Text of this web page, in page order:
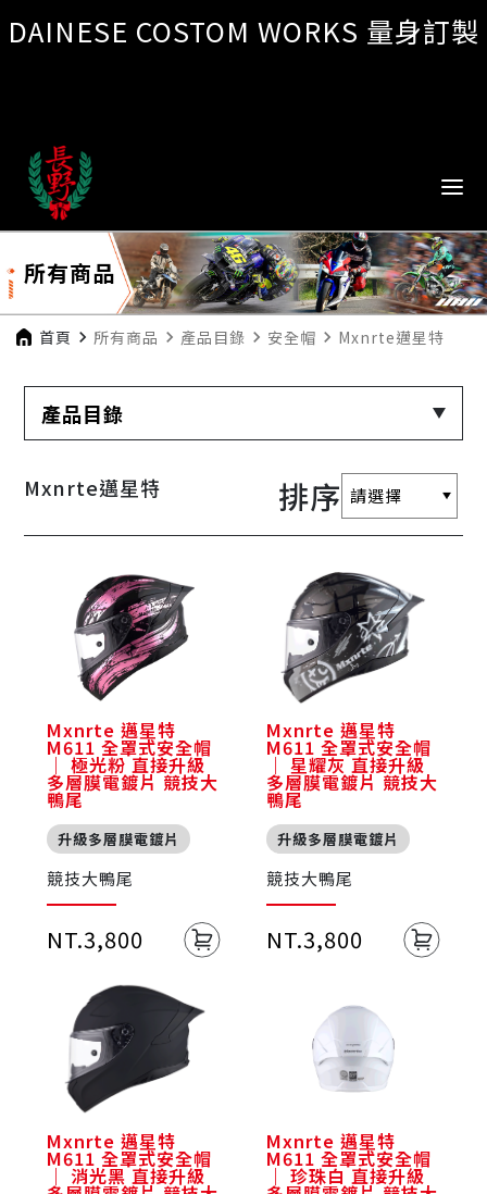
DAINESE COSTOM WORKS 量身訂製
所有商品
首頁 navigate_next 所有商品 navigate_next 產品目錄 navigate_next 安全帽 navigate_next Mxnrte邁星特
產品目錄
Mxnrte邁星特 排序
Mxnrte 邁星特
M611 全罩式安全帽
｜ 極光粉 直接升級
多層膜電鍍片 競技大
鴨尾
升級多層膜電鍍片
競技大鴨尾
NT.3,800
Mxnrte 邁星特
M611 全罩式安全帽
｜ 星耀灰 直接升級
多層膜電鍍片 競技大
鴨尾
升級多層膜電鍍片
競技大鴨尾
NT.3,800
Mxnrte 邁星特
M611 全罩式安全帽
｜ 消光黑 直接升級
Mxnrte 邁星特
M611 全罩式安全帽
｜ 珍珠白 直接升級